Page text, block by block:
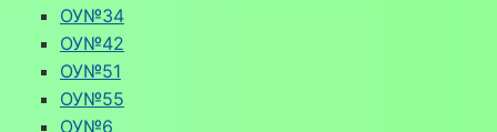
ОУ№34
ОУ№42
ОУ№51
ОУ№55
ОУ№6